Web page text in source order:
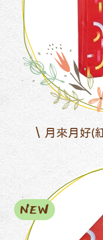
月來月好(
NEW